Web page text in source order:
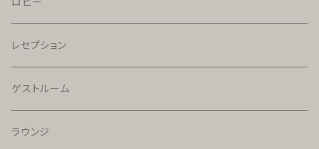
レセプション
ゲストルーム
ラウンジ